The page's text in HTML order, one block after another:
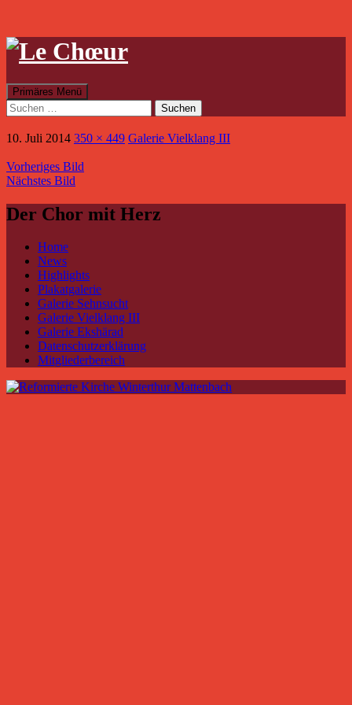
Suchen
Primäres Menü
Inhalt
springen
Suchen
nach:
10. Juli 2014 350 × 449 Galerie Vielklang III
Vorheriges Bild
Nächstes Bild
Der Chor mit Herz
Home
News
Highlights
Plakatgalerie
Galerie Sehnsucht
Galerie Vielklang III
Galerie Ekshärad
Datenschutzerklärung
Mitgliederbereich